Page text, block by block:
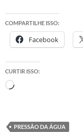
COMPARTILHE ISSO:
Facebook
CURTIR ISSO:
Carregando...
PRESSÃO DA ÁGUA